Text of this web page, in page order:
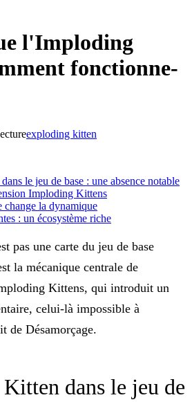
l'Imploding
fonctionne-
exploding kitten
le jeu de base : une absence notable
Imploding Kittens
change la dynamique
: un écosystème riche
pas une carte du jeu de base
la mécanique centrale de
Kittens, qui introduit un
celui-là impossible à
de Désamorçage.
dans le jeu de